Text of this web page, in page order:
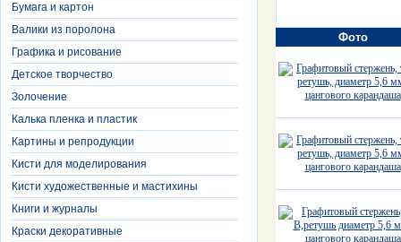
Бумага и картон
Валики из поролона
Графика и рисование
Детское творчество
Золочение
Калька пленка и пластик
Картины и репродукции
Кисти для моделирования
Кисти художественные и мастихины
Книги и журналы
Краски декоративные
Фото